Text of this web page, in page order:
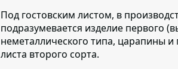
Под гостовским листом, в
подразумевается изделие первого
неметаллического типа, царапины
листа второго сорта.